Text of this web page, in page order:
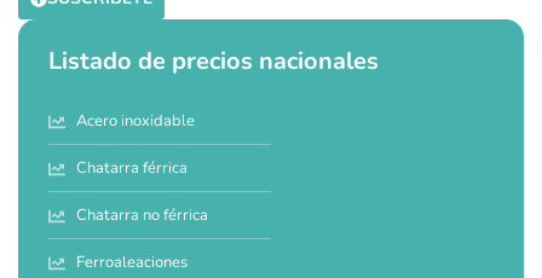
Listado de precios nacionales
Acero inoxidable
Chatarra férrica
Chatarra no férrica
Ferroaleaciones